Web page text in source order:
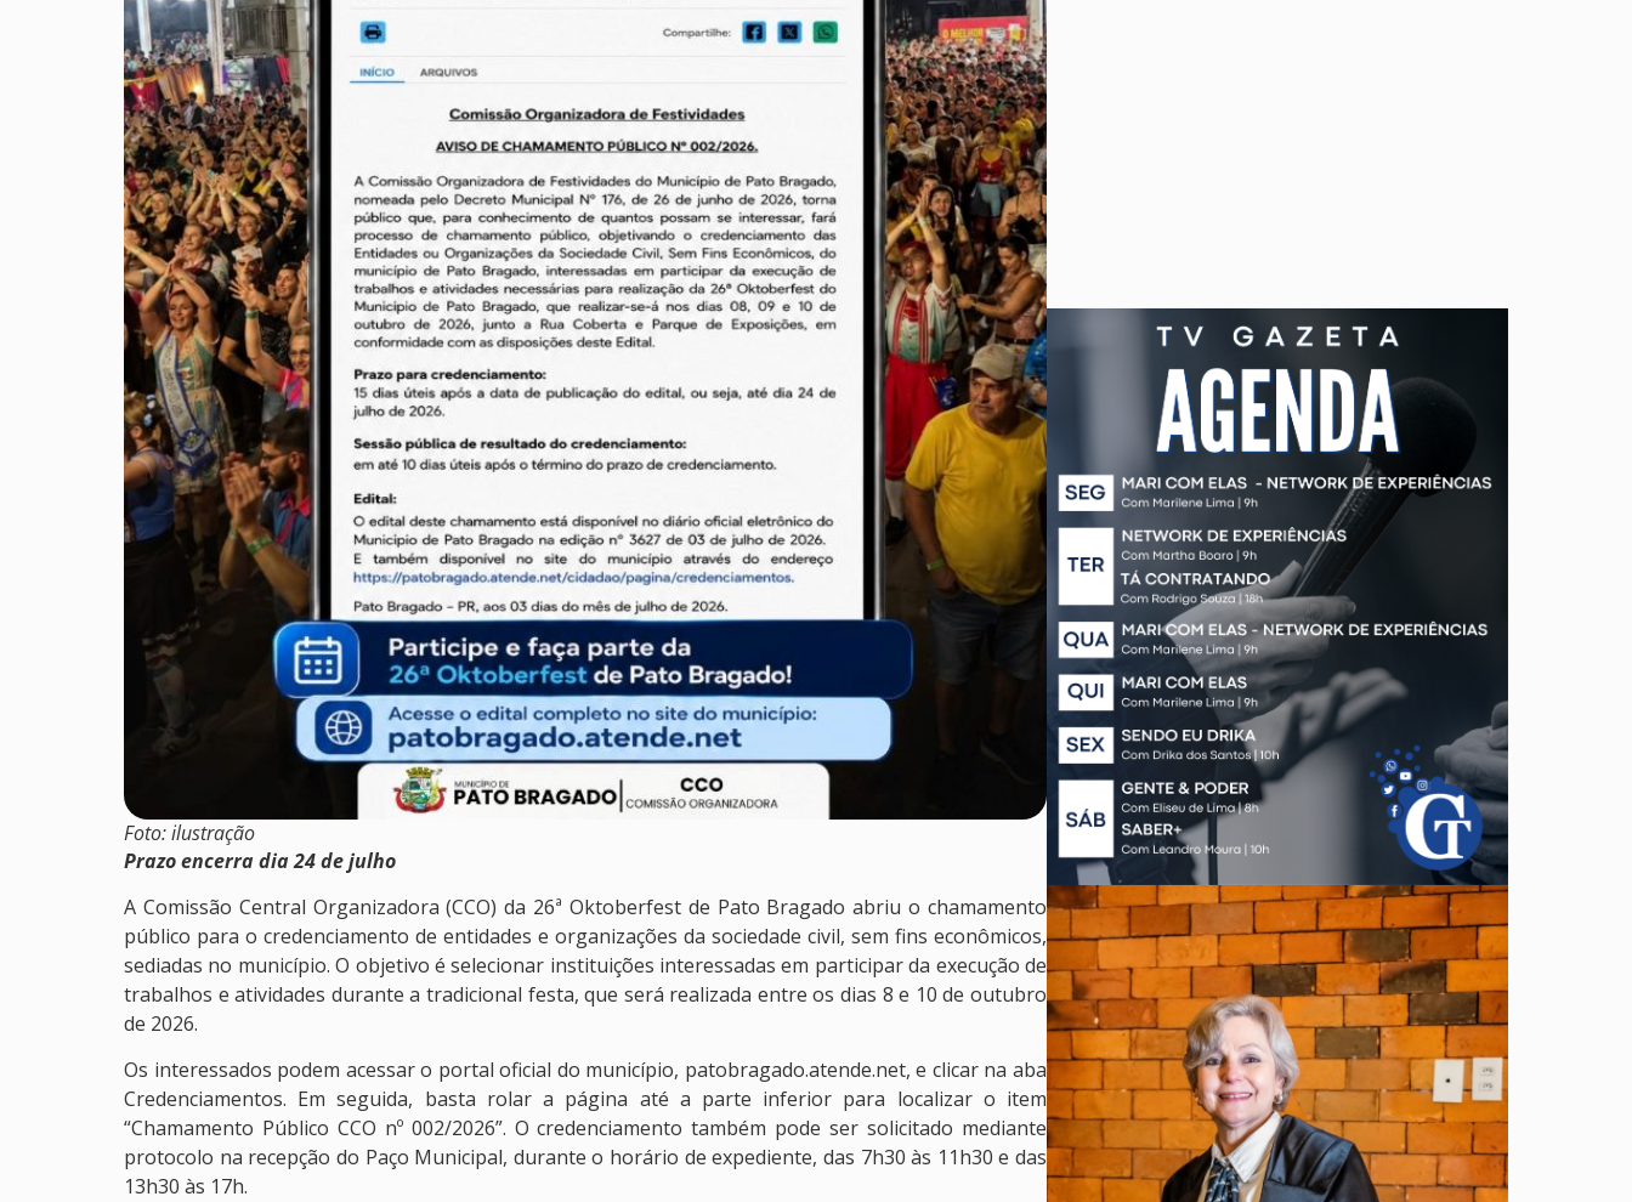
Foto: ilustração
Prazo encerra dia 24 de julho
A Comissão Central Organizadora (CCO) da 26ª Oktoberfest de Pato Bragado abriu o chamamento
público para o credenciamento de entidades e organizações da sociedade civil, sem fins econômicos,
sediadas no município. O objetivo é selecionar instituições interessadas em participar da execução de
trabalhos e atividades durante a tradicional festa, que será realizada entre os dias 8 e 10 de outubro
de 2026.
Os interessados podem acessar o portal oficial do município, patobragado.atende.net, e clicar na aba
Credenciamentos. Em seguida, basta rolar a página até a parte inferior para localizar o item
“Chamamento Público CCO nº 002/2026”. O credenciamento também pode ser solicitado mediante
protocolo na recepção do Paço Municipal, durante o horário de expediente, das 7h30 às 11h30 e das
13h30 às 17h.